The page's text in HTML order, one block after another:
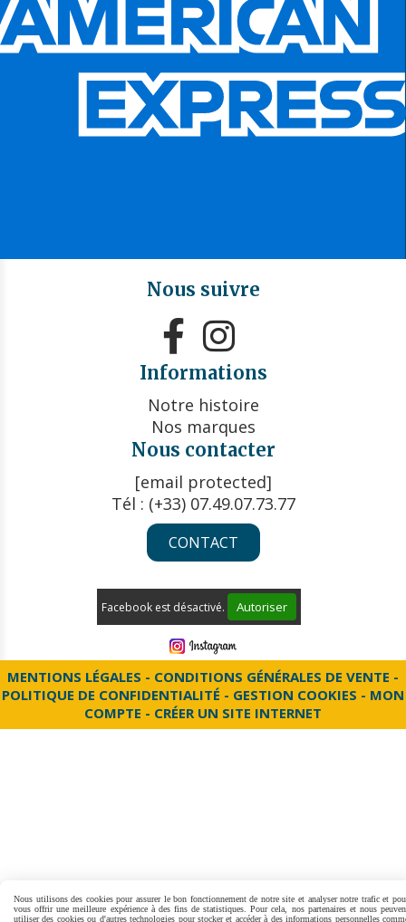
Nous suivre
 
Informations
Notre histoire
Nos marques
Nous contacter
[email protected]
Tél : (+33) 07.49.07.73.77
CONTACT
Facebook est désactivé. Autoriser
MENTIONS LÉGALES
CONDITIONS GÉNÉRALES DE VENTE
POLITIQUE DE CONFIDENTIALITÉ
GESTION COOKIES
MON
COMPTE
CRÉER UN SITE INTERNET
Nous utilisons des cookies pour assurer le bon fonctionnement de notre site et analyser notre trafic et
vous offrir une meilleure expérience à des fins de statistiques. Pour cela, nos partenaires et nous
utiliser des cookies ou d'autres technologies pour stocker et accéder à des informations personnelles